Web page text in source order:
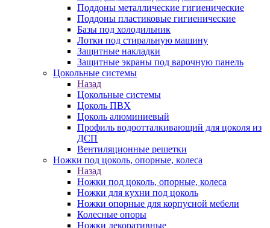
Поддоны металлические гигиенические
Поддоны пластиковые гигиенические
Базы под холодильник
Лотки под стиральную машину
Защитные накладки
Защитные экраны под варочную панель
Цокольные системы
Назад
Цокольные системы
Цоколь ПВХ
Цоколь алюминиевый
Профиль водоотталкивающий для цоколя из
ДСП
Вентиляционные решетки
Ножки под цоколь, опорные, колеса
Назад
Ножки под цоколь, опорные, колеса
Ножки для кухни под цоколь
Ножки опорные для корпусной мебели
Колесные опоры
Ножки декоративные